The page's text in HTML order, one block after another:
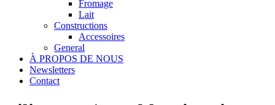
Fromage
Lait
Constructions
Accessoires
General
À PROPOS DE NOUS
Newsletters
Contact